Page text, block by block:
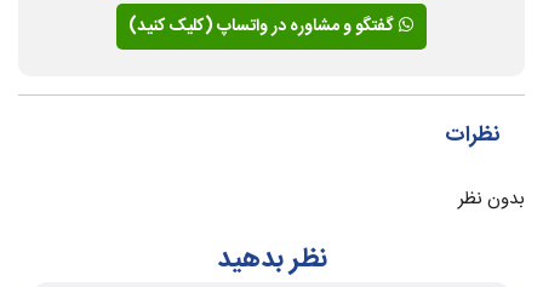
گفتگو و مشاوره در واتساپ (کلیک کنید)
نظرات
بدون نظر
نظر بدهید